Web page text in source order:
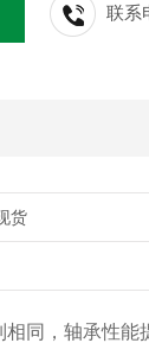
联系
货
同，轴承性能